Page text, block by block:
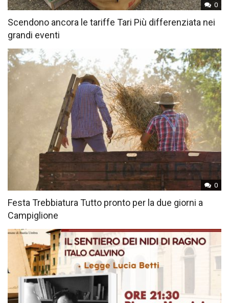
0
Scendono ancora le tariffe Tari Più differenziata nei
grandi eventi
0
Festa Trebbiatura Tutto pronto per la due giorni a
Campiglione